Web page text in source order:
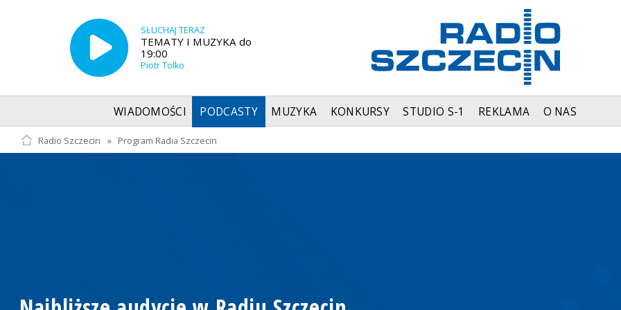
SŁUCHAJ TERAZ
TEMATY I MUZYKA do
19:00
Piotr Tolko
WIADOMOŚCI PODCASTY MUZYKA KONKURSY STUDIO S-1 REKLAMA O NAS
Radio Szczecin » Program Radia Szczecin